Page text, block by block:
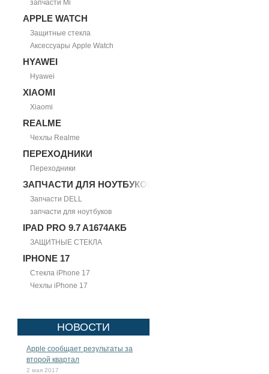
запчасти Mi
APPLE WATCH
Защитные стекла
Аксессуары Apple Watch
HYAWEI
Hyawei
XIAOMI
Xiaomi
REALME
Чехлы Realme
ПЕРЕХОДНИКИ
Переходники
ЗАПЧАСТИ ДЛЯ НОУТБУКОВ
Запчасти DELL
запчасти для ноутбуков
IPAD PRO 9.7 A1674АКБ
ЗАЩИТНЫЕ СТЕКЛА
IPHONE 17
Стекла iPhone 17
Чехлы iPhone 17
НОВОСТИ
Apple сообщает результаты за
второй квартал
2 мая 2017